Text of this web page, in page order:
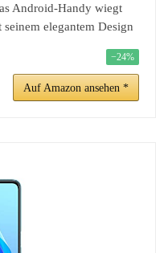
Android-Handy wiegt
elegantem Design
−24%
Auf Amazon ansehen *